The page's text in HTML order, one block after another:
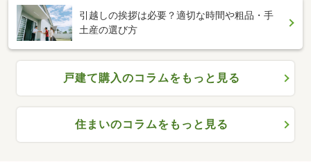
引越しの挨拶は必要？適切な時間や粗品・手
土産の選び方
戸建て購入のコラムをもっと見る
住まいのコラムをもっと見る